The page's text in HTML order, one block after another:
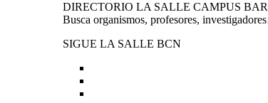
DIRECTORIO LA SALLE CAMPUS
Busca organismos, profesores,
SIGUE LA SALLE BCN